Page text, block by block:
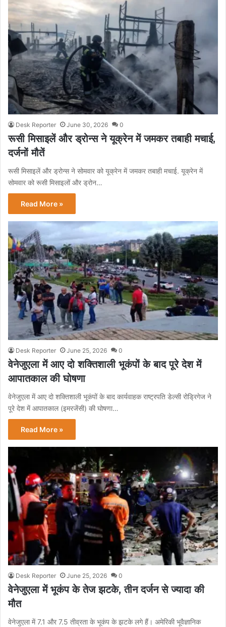
Desk Reporter June 30, 2026 0
रूसी मिसाइलें और ड्रोन्स ने यूक्रेन में जमकर तबाही मचाई,
दर्जनों मौतें
रूसी मिसाइलें और ड्रोन्स ने सोमवार को यूक्रेन में जमकर तबाही मचाई. यूक्रेन में
सोमवार को रूसी मिसाइलों और ड्रोन…
Read More »
Desk Reporter June 25, 2026 0
वेनेजुएला में आए दो शक्तिशाली भूकंपों के बाद पूरे देश में
आपातकाल की घोषणा
वेनेजुएला में आए दो शक्तिशाली भूकंपों के बाद कार्यवाहक राष्ट्रपति डेल्सी रोड्रिगेज ने
पूरे देश में आपातकाल (इमरजेंसी) की घोषणा…
Read More »
Desk Reporter June 25, 2026 0
वेनेजुएला में भूकंप के तेज झटके, तीन दर्जन से ज्यादा की
मौत
वेनेजुएला में 7.1 और 7.5 तीव्रता के भूकंप के झटके लगे हैं। अमेरिकी भूवैज्ञानिक